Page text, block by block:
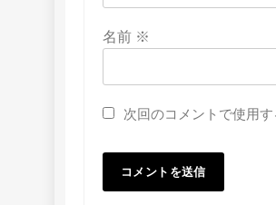
名前 ※
次回のコメントで使用